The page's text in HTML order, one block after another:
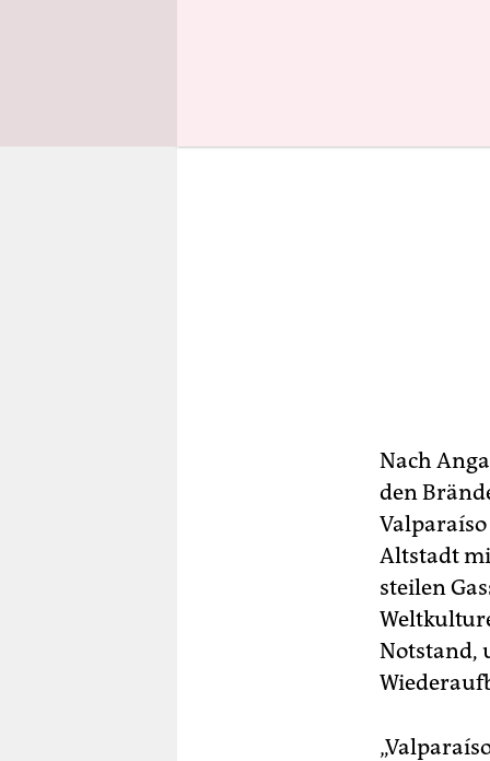
Nach
den
Altstadt
steilen
Notstand,